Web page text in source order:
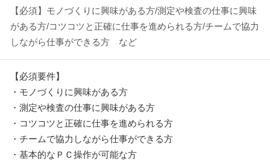
【必須】モノづくりに興味がある方/測定や検査の仕事に興味
がある方/コツコツと正確に仕事を進められる方/チームで協力
しながら仕事ができる方 など
【必須要件】
・モノづくりに興味がある方
・測定や検査の仕事に興味がある方
・コツコツと正確に仕事を進められる方
・チームで協力しながら仕事ができる方
・基本的なＰＣ操作が可能な方